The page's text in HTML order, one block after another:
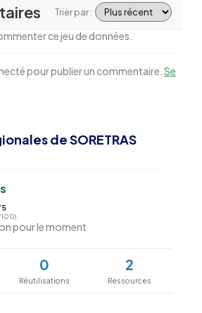
Trier par :
ce jeu de données.
pour publier un commentaire. Se
de SORETRAS
pour le moment
0
Réutilisations
2
Ressources